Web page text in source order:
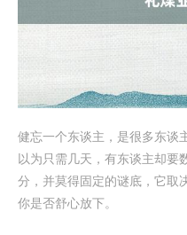
健忘一个东谈主，是很多东谈
以为只需几天，有东谈主却要
分，并莫得固定的谜底，它取
你是否舒心放下。